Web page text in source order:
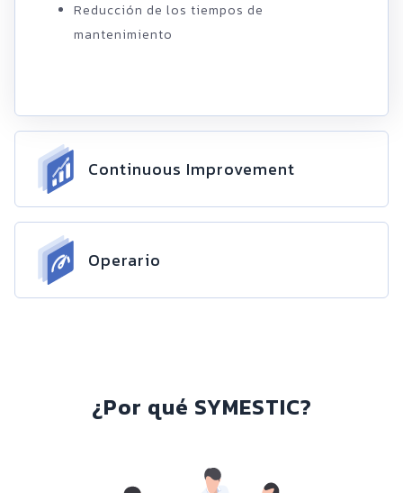
Reducción de los tiempos de
mantenimiento
Continuous Improvement
Operario
¿Por qué SYMESTIC?